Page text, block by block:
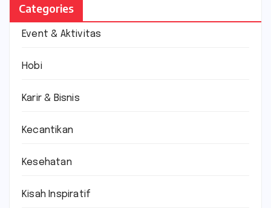
Categories
Event & Aktivitas
Hobi
Karir & Bisnis
Kecantikan
Kesehatan
Kisah Inspiratif